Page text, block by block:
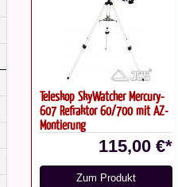
Teleskop SkyWatcher Mercury-
607 Refraktor 60/700 mit AZ-
Montierung
115,00 €*
Zum Produkt